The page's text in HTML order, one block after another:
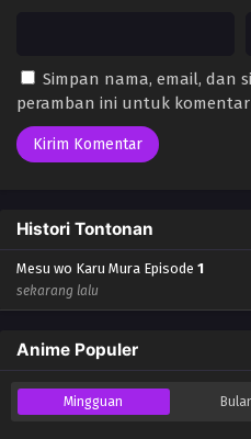
Simpan nama, email, dan
peramban ini untuk
Histori Tontonan
Mesu wo Karu Mura Episode 1
sekarang lalu
Anime Populer
Mingguan